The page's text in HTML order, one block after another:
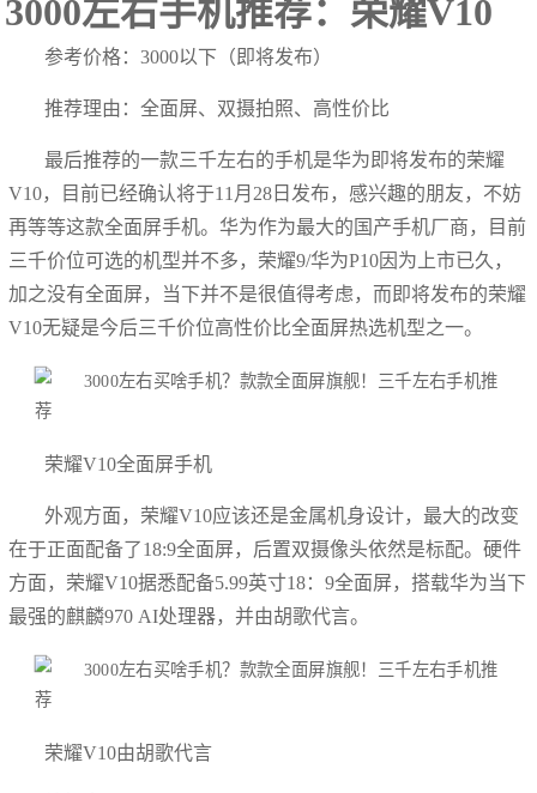
3000左右手机推荐：荣耀V10
参考价格：3000以下（即将发布）
推荐理由：全面屏、双摄拍照、高性价比
最后推荐的一款三千左右的手机是华为即将发布的荣耀
V10，目前已经确认将于11月28日发布，感兴趣的朋友，不妨
再等等这款全面屏手机。华为作为最大的国产手机厂商，目前
三千价位可选的机型并不多，荣耀9/华为P10因为上市已久，
加之没有全面屏，当下并不是很值得考虑，而即将发布的荣耀
V10无疑是今后三千价位高性价比全面屏热选机型之一。
荣耀V10全面屏手机
外观方面，荣耀V10应该还是金属机身设计，最大的改变
在于正面配备了18:9全面屏，后置双摄像头依然是标配。硬件
方面，荣耀V10据悉配备5.99英寸18：9全面屏，搭载华为当下
最强的麒麟970 AI处理器，并由胡歌代言。
荣耀V10由胡歌代言